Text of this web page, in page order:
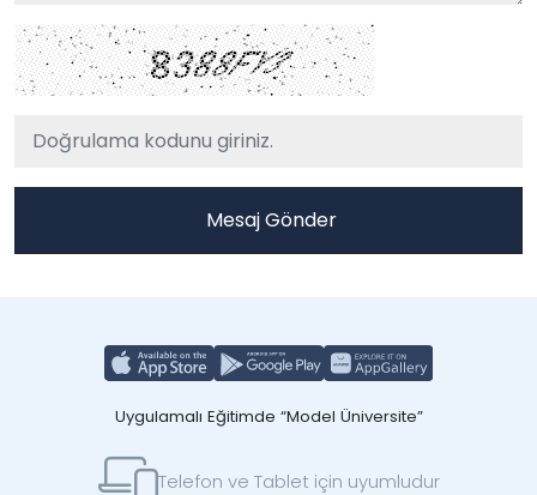
Uygulamalı Eğitimde “Model Üniversite”
Telefon ve Tablet için uyumludur